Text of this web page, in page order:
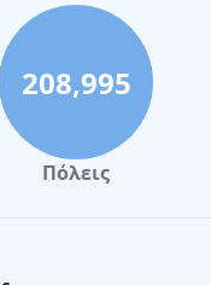
208,995
Πόλεις